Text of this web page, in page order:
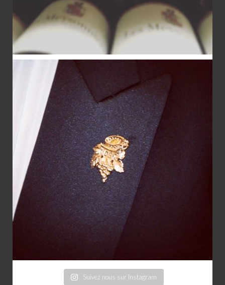
Suivez nous sur Instagram